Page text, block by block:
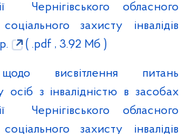
Чернігівського обласного
захисту інвалідів
( .pdf , 3.92 Мб )
висвітлення питань
осіб з інвалідністю в засобах
Чернігівського обласного
захисту інвалідів